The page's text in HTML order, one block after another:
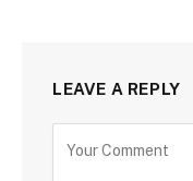
LEAVE A REPLY